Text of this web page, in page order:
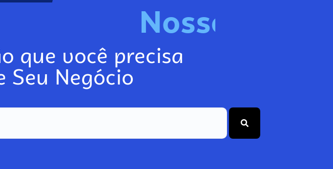
Nos
que você precisa
Seu Negócio